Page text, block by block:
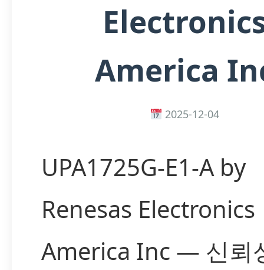
America
2025-12-04
UPA1725G-E1-A by
Renesas Electronics
America Inc — 신뢰